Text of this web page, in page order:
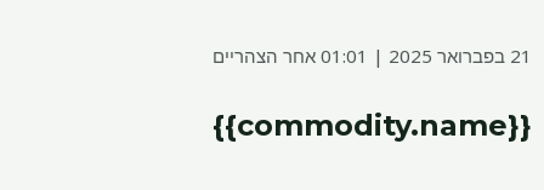
21 בפברואר 2025 | 01:01 אחר הצהריים
{{commodity.name}}